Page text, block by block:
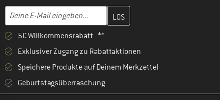
E-Mail-Adresse
Gib hier deine E-Mail-Adresse ein und erstelle im nächsten
5€ Willkommensrabatt **
Exklusiver Zugang zu Rabattaktionen
Speichere Produkte auf Deinem Merkzettel
Geburtstagsüberraschung